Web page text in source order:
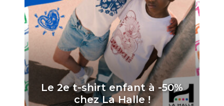
Le 2e t-shirt enfant à -50%
chez La Halle !